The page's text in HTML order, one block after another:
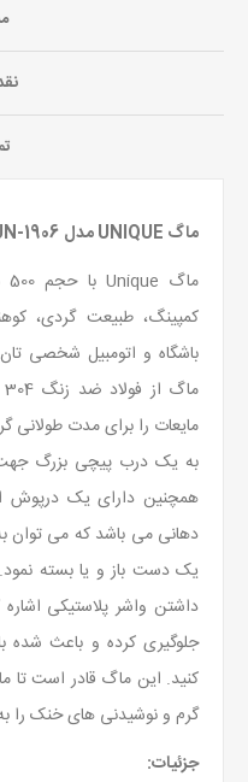
ماگ UNIQUE مدل UN-1906 حجم 500 میلی لیتر رنگ صورتی
کمپینگ، طبیعت گردی،
باشگاه و اتومبیل شخصی
مایعات را برای مدت طولانی
به یک درب پیچی بزرگ
همچنین دارای یک
دهانی می باشد که می توان
یک دست باز و یا بسته
داشتن واشر پلاستیکی
جلوگیری کرده و باعث شده
گرم و نوشیدنی های خنک را به مدت 7 ساعت سرد
جزئیات: